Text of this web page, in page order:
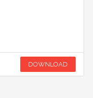
DOWNLOAD